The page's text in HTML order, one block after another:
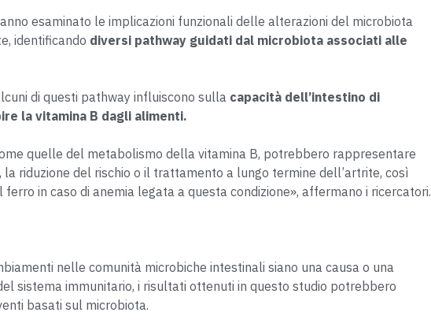
esaminato le implicazioni funzionali delle alterazioni del microbiota
identificando diversi pathway guidati dal microbiota associati alle
di questi pathway influiscono sulla capacità dell’intestino di
la vitamina B dagli alimenti.
quelle del metabolismo della vitamina B, potrebbero rappresentare
riduzione del rischio o il trattamento a lungo termine dell’artrite, così
in caso di anemia legata a questa condizione», affermano i ricercatori.
nelle comunità microbiche intestinali siano una causa o una
sistema immunitario, i risultati ottenuti in questo studio potrebbero
basati sul microbiota.